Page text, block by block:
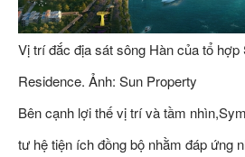
Vị trí đắc địa sát sông Hàn của tổ hợp
Residence. Ảnh: Sun Property
Bên cạnh lợi thế vị trí và tầm
tư hệ tiện ích đồng bộ nhằm đáp ứng